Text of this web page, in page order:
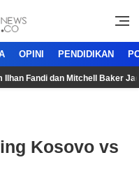
Bangsa
OPINI PENDIDIKAN
Fandi dan Mitchell Baker Jadi
Kosovo vs